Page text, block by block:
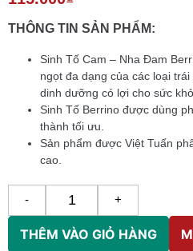
THÔNG TIN SẢN PHẨM:
Sinh Tố Cam – Nha Đam
ngọt đa dạng của các loại
dinh dưỡng có lợi cho sức
Sinh Tố Berrino được dùng
thành tối ưu.
Sản phẩm được Việt Tuấn
cao.
- +
THÊM VÀO GIỎ HÀNG